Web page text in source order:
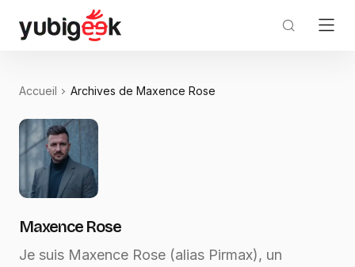
Accueil Archives de Maxence Rose
Maxence Rose
Je suis Maxence Rose (alias Pirmax), un